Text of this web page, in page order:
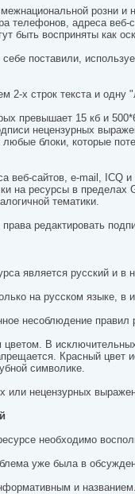
розни и
телефонов, адреса веб-
быть восприняты как
поставили,
2-х строк текста и одну
превышает 15 кб и
нецензурных
блоки, которые
веб-сайтов, e-mail, ICQ
на ресурсы в
тематики.
редактировать
является русский и в
на русском языке, в
несоблюдение
В
Красный
символике.
или нецензурных
необходимо
уже была в
и